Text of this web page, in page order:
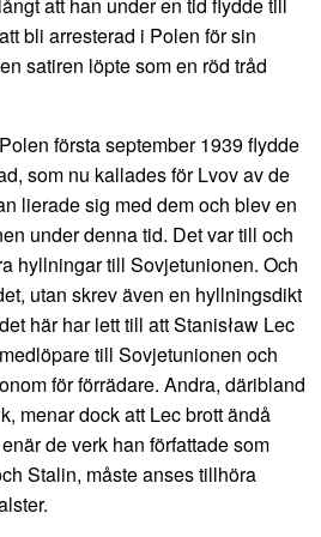
bli arresterad i Polen för sin
satiren löpte som en röd tråd
första september 1939 flydde
som nu kallades för Lvov av de
lierade sig med dem och blev en
under denna tid. Det var till och
hyllningar till Sovjetunionen. Och
utan skrev även en hyllningsdikt
här har lett till att Stanisław Lec
till Sovjetunionen och
för förrädare. Andra, däribland
menar dock att Lec brott ändå
de verk han författade som
Stalin, måste anses tillhöra